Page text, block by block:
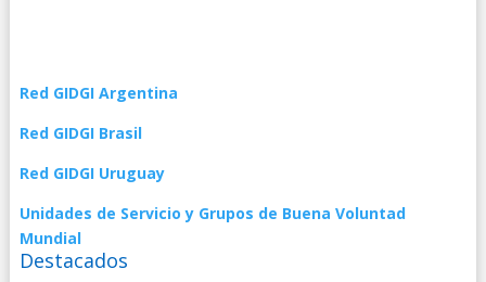
Red GIDGI Argentina
Red GIDGI Brasil
Red GIDGI Uruguay
Unidades de Servicio y Grupos de Buena Voluntad
Mundial
Destacados